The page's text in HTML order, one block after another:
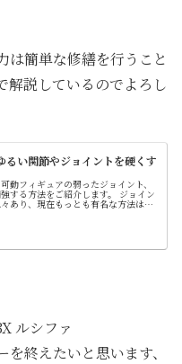
は簡単な修繕を行うこと
解説しているのでよろし
るい関節やジョイントを硬くす
動フィギュアの弱ったジョイント、
する方法をご紹介します。 ジョイン
あり、現在もっとも有名な方法は
らないこともあると思い動画も制作
ルシファ
終えたいと思います、